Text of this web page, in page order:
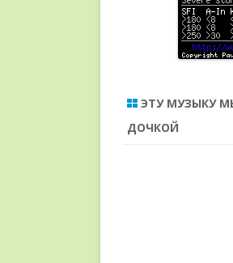
ЭТУ МУЗЫКУ
ДОЧКОЙ